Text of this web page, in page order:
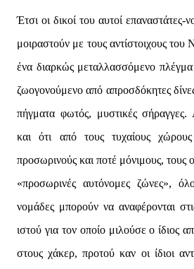
Έτσι οι δικοί του αυτοί
μοιραστούν με τους αντίστοιχους του
ένα διαρκώς μεταλλασσόμενο πλέγμα
ζωογονούμενο από απροσδόκητες
πήγματα φωτός, μυστικές
και ότι από τους τυχαίους
προσωρινούς και ποτέ μόνιμους, τους
«προσωρινές αυτόνομες ζώνες»,
νομάδες μπορούν να αναφέρονται
ιστού για τον οποίο μιλούσε ο ίδιος
στους χάκερ, προτού καν οι ίδιοι